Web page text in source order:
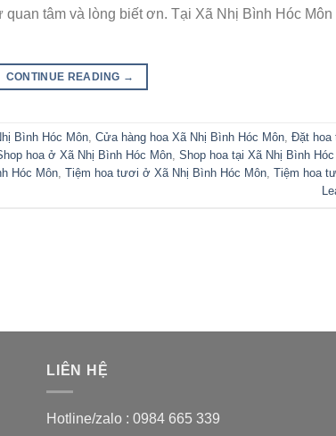
tâm và lòng biết ơn. Tại Xã Nhị Bình Hóc Môn
CONTINUE READING →
Bình Hóc Môn, Cửa hàng hoa Xã Nhị Bình Hóc Môn, Đặt hoa
hoa ở Xã Nhị Bình Hóc Môn, Shop hoa tại Xã Nhị Bình
Hóc Môn, Tiệm hoa tươi ở Xã Nhị Bình Hóc Môn, Tiệm hoa
LIÊN HỆ
Hotline/zalo : 0984 665 339